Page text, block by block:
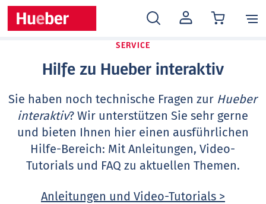
MEIN
KONTO
SERVICE
Hilfe zu Hueber interaktiv
Sie haben noch technische Fragen zur Hueber
interaktiv? Wir unterstützen Sie sehr gerne
und bieten Ihnen hier einen ausführlichen
Hilfe-Bereich: Mit Anleitungen, Video-
Tutorials und FAQ zu aktuellen Themen.
Anleitungen und Video-Tutorials >